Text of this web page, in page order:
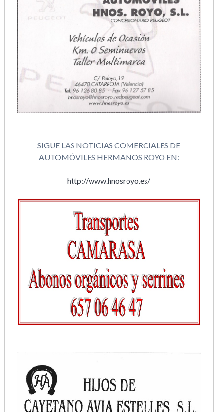
SIGUE LAS NOTICIAS COMERCIALES DE
AUTOMÓVILES HERMANOS ROYO EN:
http://www.hnosroyo.es/